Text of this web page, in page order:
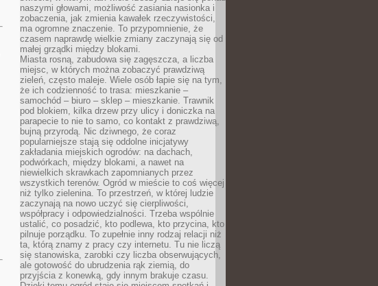
naszymi głowami, możliwość zasiania nasionka i
zobaczenia, jak zmienia kawałek rzeczywistości,
ma ogromne znaczenie. To przypomnienie, że
czasem naprawdę wielkie zmiany zaczynają się od
małej grządki między blokami.
Miasta rosną, zabudowa się zagęszcza, a liczba
miejsc, w których można zobaczyć prawdziwą
zieleń, często maleje. Wiele osób łapie się na tym,
że ich codzienność to trasa: mieszkanie –
samochód – biuro – sklep – mieszkanie. Trawnik
pod blokiem, kilka drzew przy ulicy i doniczka na
parapecie to nie to samo, co kontakt z prawdziwą,
bujną przyrodą. Nic dziwnego, że coraz
popularniejsze stają się oddolne inicjatywy
zakładania miejskich ogrodów: na dachach,
podwórkach, między blokami, a nawet na
niewielkich skrawkach zapomnianych przez
wszystkich terenów. Ogród w mieście to coś więcej
niż tylko zielenina. To przestrzeń, w której ludzie
zaczynają na nowo uczyć się cierpliwości,
współpracy i odpowiedzialności. Trzeba wspólnie
ustalić, co posadzić, kto podlewa, kto przycina, kto
pilnuje porządku. To zupełnie inny rodzaj relacji niż
ta, którą znamy z pracy czy internetu. Tu nie liczą
się stanowiska, zarobki czy liczba obserwujących,
ale gotowość do ubrudzenia rąk ziemią, do
przyjścia z konewką, gdy innym brakuje czasu.